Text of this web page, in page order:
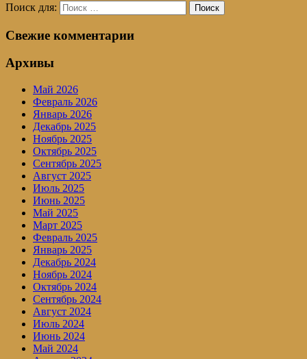
Поиск для: Поиск
Свежие комментарии
Архивы
Май 2026
Февраль 2026
Январь 2026
Декабрь 2025
Ноябрь 2025
Октябрь 2025
Сентябрь 2025
Август 2025
Июль 2025
Июнь 2025
Май 2025
Март 2025
Февраль 2025
Январь 2025
Декабрь 2024
Ноябрь 2024
Октябрь 2024
Сентябрь 2024
Август 2024
Июль 2024
Июнь 2024
Май 2024